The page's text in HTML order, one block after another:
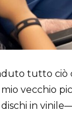
tutto ciò
vecchio
in